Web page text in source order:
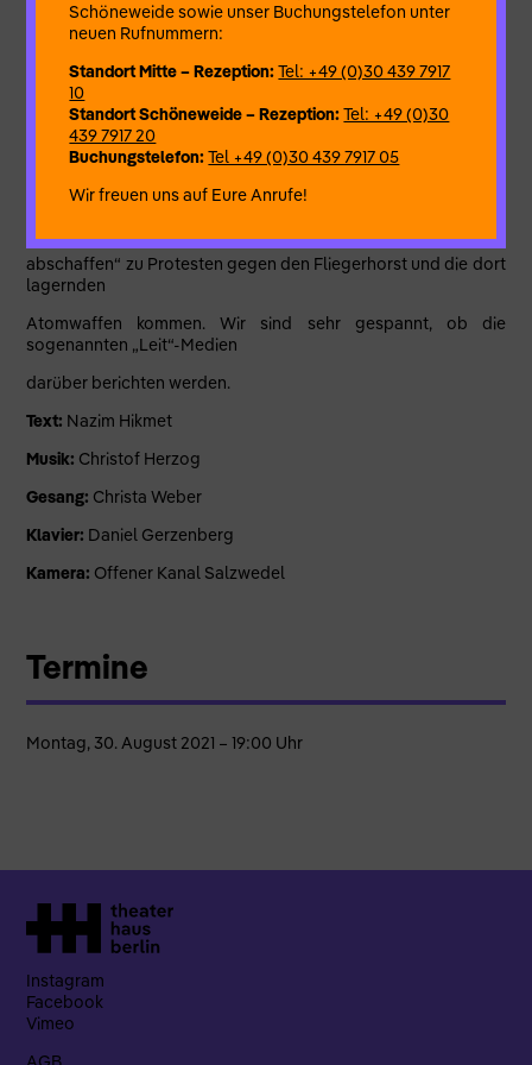
US-amerikanische Atombomben, die ab 2022 durch präzisere
ausgetauscht werden sollen. Durch die Zielgenauigkeit könnte
Hemmschwelle für den Einsatz dieser Nuklearwallen sinken. In
den kommenden
Wochen wird es im Rahmen der Kampagne „Büchel ist überall
abschaffen“ zu Protesten gegen den Fliegerhorst und die dort
lagernden
Atomwaffen kommen. Wir sind sehr gespannt, ob die
sogenannten „Leit“-Medien
darüber berichten werden.
Text: Nazim Hikmet
Musik: Christof Herzog
Gesang: Christa Weber
Klavier: Daniel Gerzenberg
Kamera: Offener Kanal Salzwedel
Termine
Montag, 30. August 2021 – 19:00 Uhr
Schöneweide sowie unser Buchungstelefon unter
neuen Rufnummern:
Standort Mitte – Rezeption:Tel: +49 (0)30 439 7917
10
Standort Schöneweide – Rezeption:Tel: +49 (0)30
439 7917 20
Buchungstelefon:Tel +49 (0)30 439 7917 05
Wir freuen uns auf Eure Anrufe!
Instagram
Facebook
Vimeo